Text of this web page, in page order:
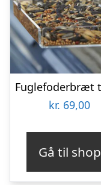
kr. 69,00
Gå til shop